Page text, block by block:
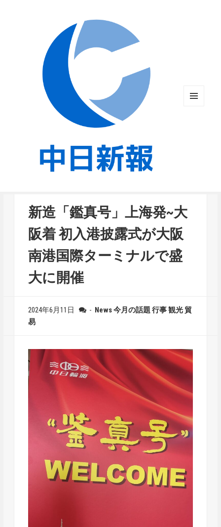
新造「鑑真号」上海発~大
阪着 初入港披露式が大阪
南港国際ターミナルで盛
大に開催
2024年6月11日 - News今月の話題 行事観光 貿
易